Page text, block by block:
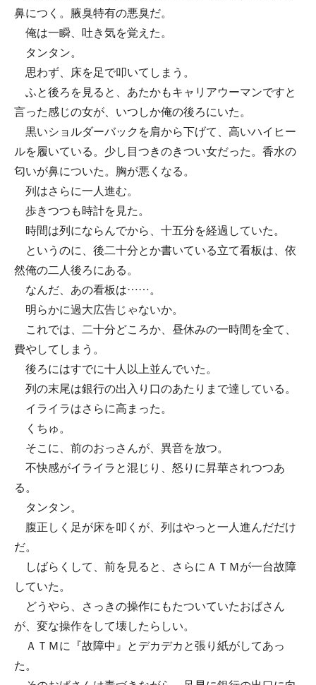
鼻につく。腋臭特有の悪臭だ。
俺は一瞬、吐き気を覚えた。
タンタン。
思わず、床を足で叩いてしまう。
ふと後ろを見ると、あたかもキャリアウーマンですと
言った感じの女が、いつしか俺の後ろにいた。
黒いショルダーバックを肩から下げて、高いハイヒー
ルを履いている。少し目つきのきつい女だった。香水の
匂いが鼻についた。胸が悪くなる。
列はさらに一人進む。
歩きつつも時計を見た。
時間は列にならんでから、十五分を経過していた。
というのに、後二十分とか書いている立て看板は、依
然俺の二人後ろにある。
なんだ、あの看板は……。
明らかに過大広告じゃないか。
これでは、二十分どころか、昼休みの一時間を全て、
費やしてしまう。
後ろにはすでに十人以上並んでいた。
列の末尾は銀行の出入り口のあたりまで達している。
イライラはさらに高まった。
くちゅ。
そこに、前のおっさんが、異音を放つ。
不快感がイライラと混じり、怒りに昇華されつつあ
る。
タンタン。
腹正しく足が床を叩くが、列はやっと一人進んだだけ
だ。
しばらくして、前を見ると、さらにＡＴＭが一台故障
していた。
どうやら、さっきの操作にもたついていたおばさん
が、変な操作をして壊したらしい。
ＡＴＭに『故障中』とデカデカと張り紙がしてあっ
た。